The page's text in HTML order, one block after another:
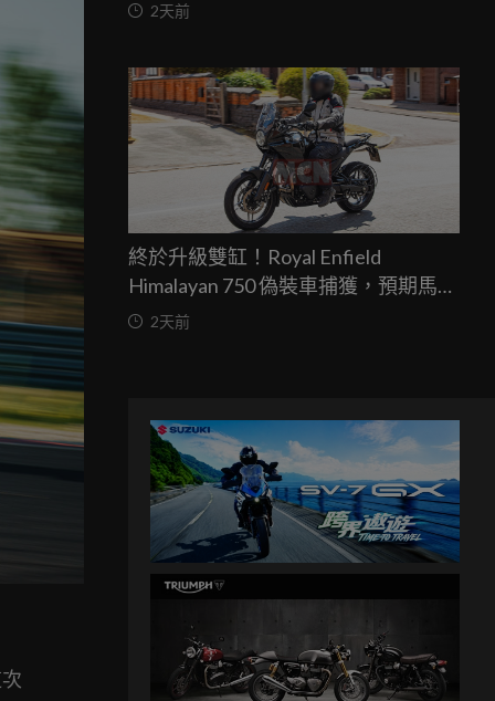
2天前
終於升級雙缸！Royal Enfield
Himalayan 750 偽裝車捕獲，預期馬力
突破67匹，最快米蘭車展亮相
2天前